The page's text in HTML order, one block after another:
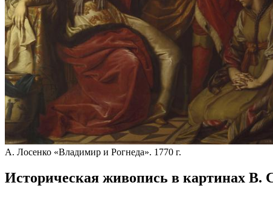
А. Лосенко «Владимир и Рогнеда». 1770 г.
Историческая живопись в картинах В.